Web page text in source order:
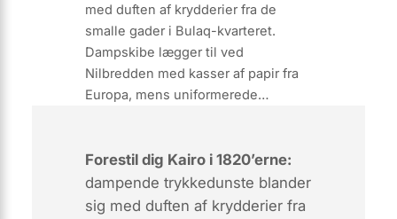
med duften af krydderier fra de
smalle gader i Bulaq-kvarteret.
Dampskibe lægger til ved
Nilbredden med kasser af papir fra
Europa, mens uniformerede…
Forestil dig Kairo i 1820’erne:
dampende trykkedunste blander
sig med duften af krydderier fra